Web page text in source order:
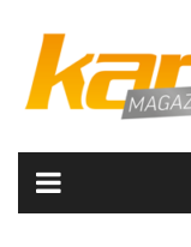
content